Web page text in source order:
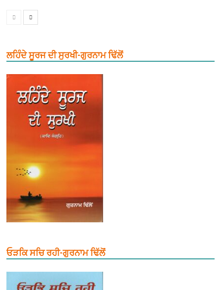
ਲਹਿੰਦੇ ਸੂਰਜ ਦੀ ਸੁਰਖੀ-ਗੁਰਨਾਮ ਢਿੱਲੋਂ
ਓੜਕਿ ਸਚਿ ਰਹੀ-ਗੁਰਨਾਮ ਢਿੱਲੋਂ